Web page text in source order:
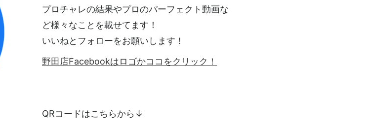
プロチャレの結果やプロのパーフェクト動画な
ど様々なことを載せてます！
いいねとフォローをお願いします！
野田店Facebookはロゴかココをクリック！
QRコードはこちらから↓